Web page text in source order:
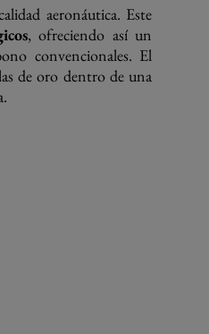
aeronáutica. Este
, ofreciendo así un
convencionales. El
de oro dentro de una